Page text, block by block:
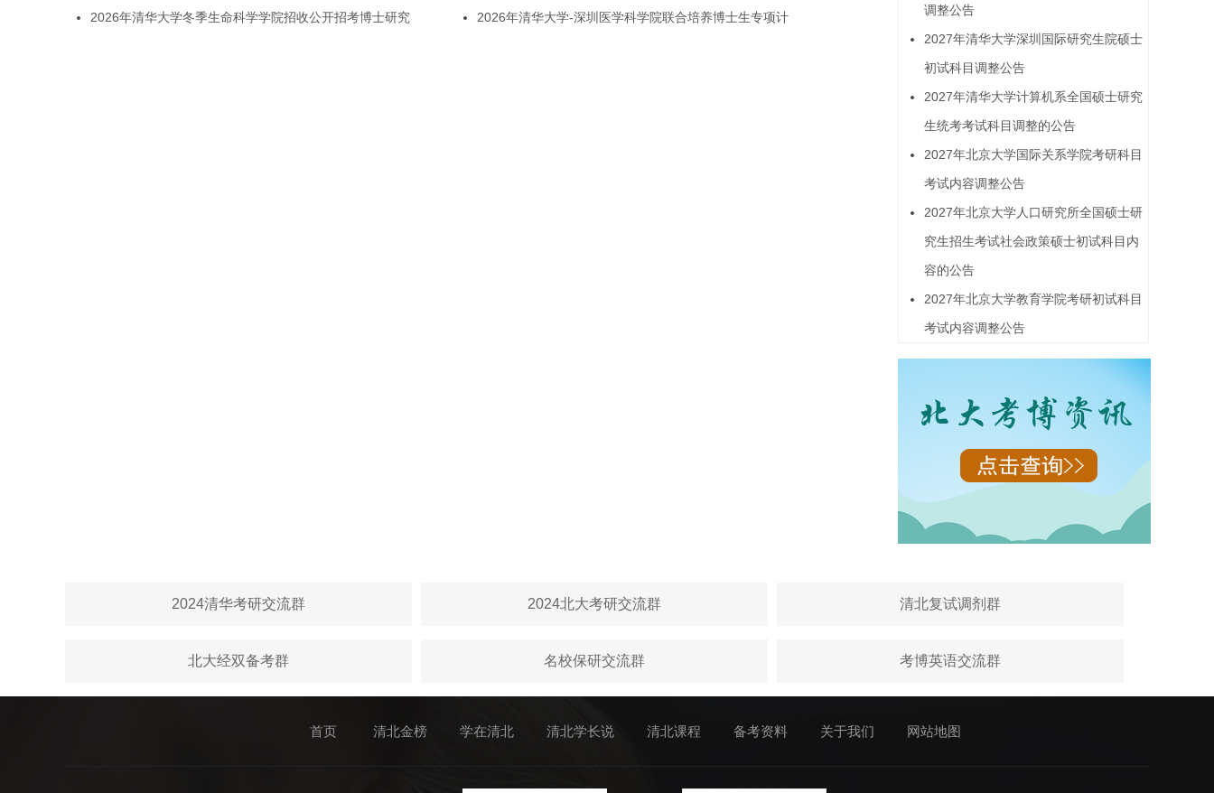
2026年清华大学冬季生命科学学院招收公开招考博士研究
2026年清华大学-深圳医学科学院联合培养博士生专项计
调整公告
2027年清华大学深圳国际研究生院硕士
初试科目调整公告
2027年清华大学计算机系全国硕士研究
生统考考试科目调整的公告
2027年北京大学国际关系学院考研科目
考试内容调整公告
2027年北京大学人口研究所全国硕士研
究生招生考试社会政策硕士初试科目内
容的公告
2027年北京大学教育学院考研初试科目
考试内容调整公告
2024清华考研交流群 2024北大考研交流群 清北复试调剂群
北大经双备考群 名校保研交流群 考博英语交流群
首页 清北金榜 学在清北 清北学长说 清北课程 备考资料 关于我们 网站地图